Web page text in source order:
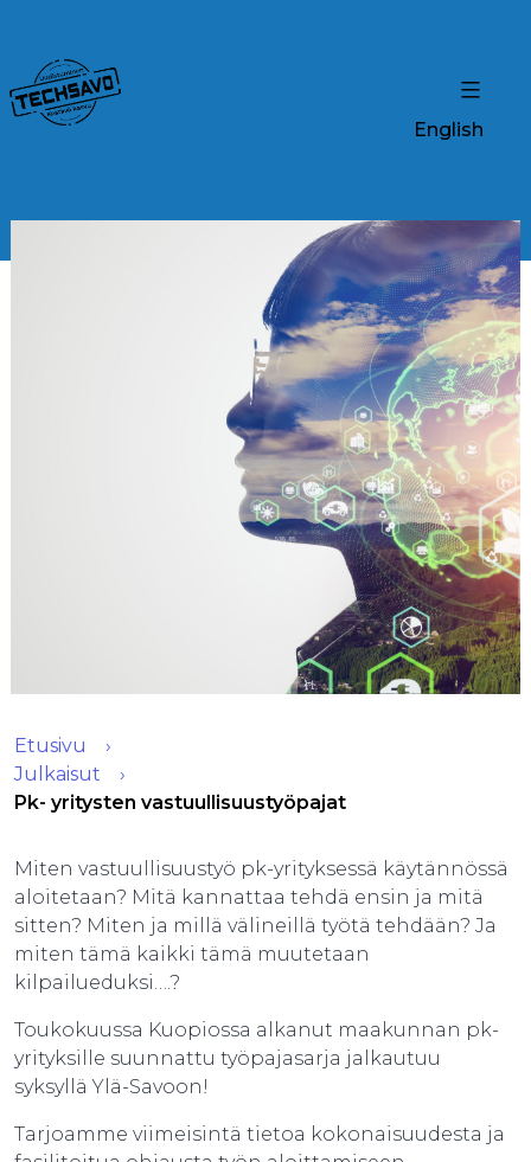
English
Etusivu
Julkaisut
Pk- yritysten vastuullisuustyöpajat
Miten vastuullisuustyö pk-yrityksessä käytännössä
aloitetaan? Mitä kannattaa tehdä ensin ja mitä
sitten? Miten ja millä välineillä työtä tehdään? Ja
miten tämä kaikki tämä muutetaan
kilpailueduksi….?
Toukokuussa Kuopiossa alkanut maakunnan pk-
yrityksille suunnattu työpajasarja jalkautuu
syksyllä Ylä-Savoon!
Tarjoamme viimeisintä tietoa kokonaisuudesta ja